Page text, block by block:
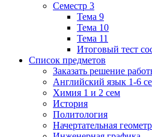
Семестр 3
Тема 9
Тема 10
Тема 11
Итоговый тест
Список предметов
Заказать решение
Английский язык 1-6
Химия 1 и 2 сем
История
Политология
Начертательная